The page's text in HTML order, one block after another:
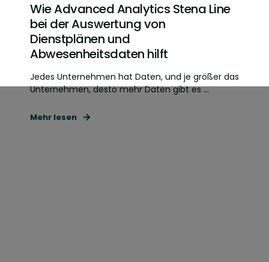
Wie Advanced Analytics Stena Line
bei der Auswertung von
Dienstplänen und
Abwesenheitsdaten hilft
Jedes Unternehmen hat Daten, und je größer das
Unternehmen, desto mehr Daten gibt es ...
Mehr lesen